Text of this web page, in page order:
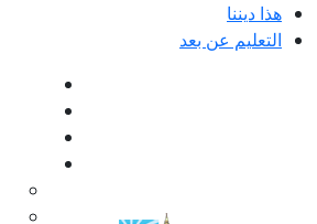
هذا ديننا
التعليم عن بعد